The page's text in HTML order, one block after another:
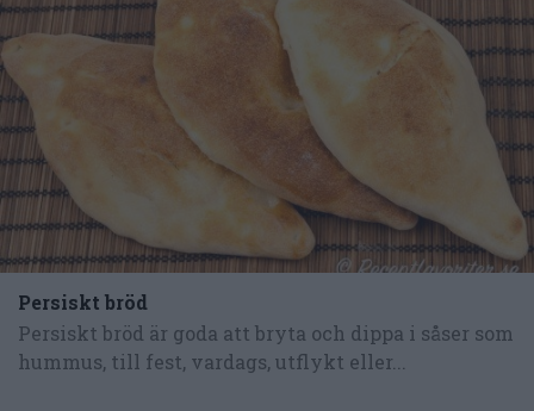
Persiskt bröd
Persiskt bröd är goda att bryta och dippa i såser som
hummus, till fest, vardags, utflykt eller...